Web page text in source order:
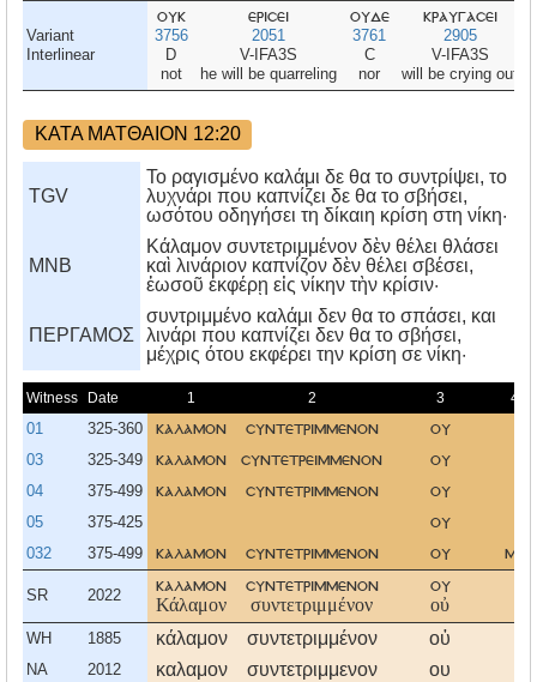
Variant
Interlinear
ουκ
3756
D
not
ερισει
2051
V-IFA3S
he will be quarreling
ουδε
3761
C
nor
κραυγασει
2905
V-IFA3S
will be crying out
ΚΑΤΑ ΜΑΤΘΑΙΟΝ 12:20
TGV
Το ραγισμένο καλάμι δε θα το συντρίψει, το
λυχνάρι που καπνίζει δε θα το σβήσει,
ωσότου οδηγήσει τη δίκαιη κρίση στη νίκη·
MNB
Κάλαμον συντετριμμένον δὲν θέλει θλάσει
καὶ λινάριον καπνίζον δὲν θέλει σβέσει,
ἑωσοῦ ἐκφέρῃ εἰς νίκην τὴν κρίσιν·
ΠΕΡΓΑΜΟΣ
συντριμμένο καλάμι δεν θα το σπάσει, και
λινάρι που καπνίζει δεν θα το σβήσει,
μέχρις ότου εκφέρει την κρίση σε νίκη·
Witness Date 1 2 3 4
01 325-360 καλαμον συντετριμμενον ου
03 325-349 καλαμον συντετρειμμενον ου
04 375-499 καλαμον συντετριμμενον ου
05 375-425 ου
032 375-499 καλαμον συντετριμμενον ου μη
SR 2022
καλαμον
Κάλαμον
συντετριμμενον
συντετριμμένον
ου
οὐ
WH 1885 κάλαμον συντετριμμένον οὐ
NA 2012 καλαμον συντετριμμενον ου